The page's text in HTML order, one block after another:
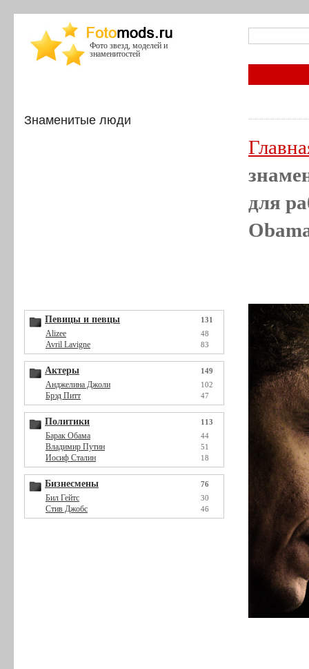
Фото звезд, моделей и
знаменитостей
Знаменитые люди
Певицы и певцы 131
Alizee 48
Avril Lavigne 83
Актеры 149
Анджелина Джоли 102
Брэд Питт 47
Политики 113
Барак Обама 44
Владимир Путин 51
Иосиф Сталин 18
Бизнесмены 76
Бил Гейтс 30
Стив Джобс 46
для